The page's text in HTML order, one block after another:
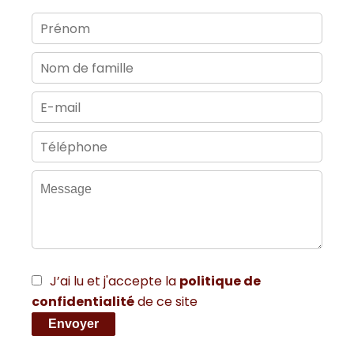
J’ai lu et j'accepte la politique de
confidentialitéde ce site
Envoyer